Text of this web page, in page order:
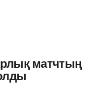
матчтың